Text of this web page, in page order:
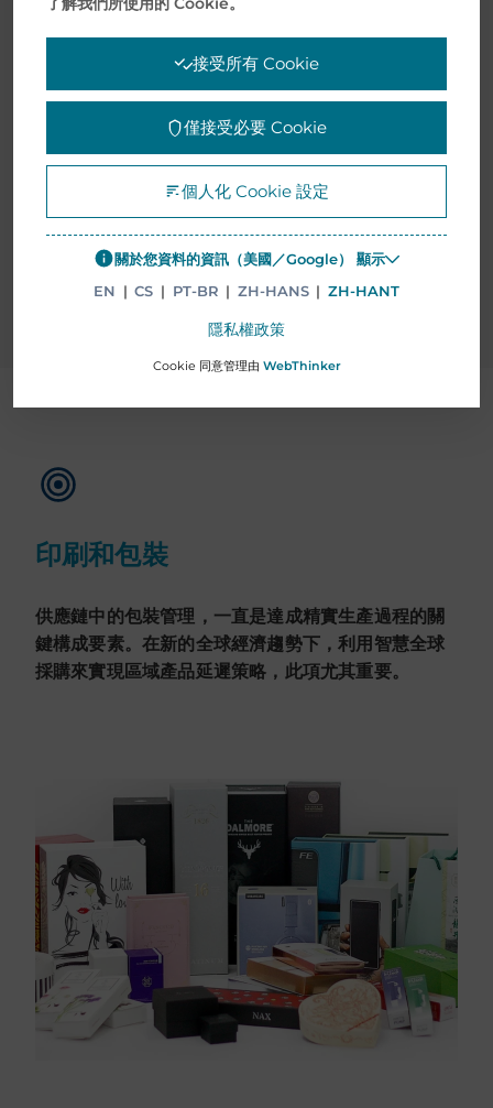
物聯網（IOT）在供應鏈服務的諸多層面已具顯著地
位且扮演著不可或缺的角色。其收集並轉換數據為資
訊使得決策過程更為清晰明確。然而，連結性仍視為
企業成功的決定因素。
明德提供客製化的電子商務整合和解決方案，支援標
準的電子商務技術，以及複雜的5G增強功能。我們以
數位方式提供您擴增業務所需的基礎。
印刷和包裝
供應鏈中的包裝管理，一直是達成精實生產過程的關
鍵構成要素。在新的全球經濟趨勢下，利用智慧全球
採購來實現區域產品延遲策略，此項尤其重要。
接受所有 Cookie
僅接受必要 Cookie
個人化 Cookie 設定
關於您資料的資訊（美國／Google） 顯示
EN | CS | PT-BR | ZH-HANS | ZH-HANT
隱私權政策
Cookie 同意管理由 WebThinker